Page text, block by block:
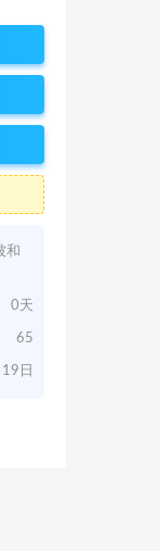
和
0天
65
日